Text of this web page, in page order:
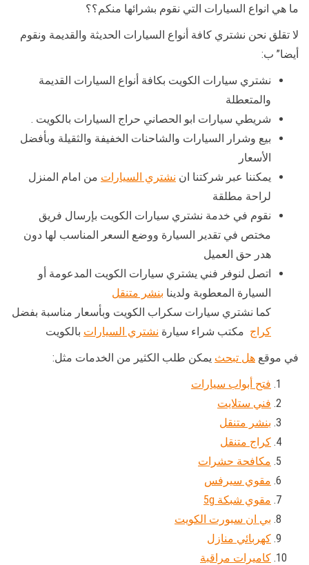
ما هي انواع السيارات التي نقوم بشرائها منكم؟؟
لا تقلق نحن نشتري كافة أنواع السيارات الحديثة والقديمة ونقوم
أيضا” ب:
نشتري سيارات الكويت بكافة أنواع السيارات القديمة
والمتعطلة
شريطي سيارات ابو الحصاني حراج السيارات بالكويت .
بيع وشرار السيارات والشاحنات الخفيفة والثقيلة وبأفضل
الأسعار
يمكننا عبر شركتنا ان نشتري السيارات من امام المنزل
لراحة مطلقة
نقوم في خدمة نشتري سيارات الكويت بإرسال فريق
مختص في تقدير السيارة ووضع السعر المناسب لها دون
هدر حق العميل
اتصل لنوفر فني يشتري سيارات الكويت المدعومة أو
السيارة المعطوبة ولدينا بنشر متنقل
كما نشتري سيارات سكراب الكويت وبأسعار مناسبة بفضل
كراج مكتب شراء سيارة نشتري السيارات بالكويت
في موقع هل تبحث يمكن طلب الكثير من الخدمات مثل:
فتح أبواب سيارات
فني ستلايت
بنشر متنقل
كراج متنقل
مكافحة حشرات
مقوي سيرفس
مقوي شبكة 5g
بي ان سبورت الكويت
كهربائي منازل
كاميرات مراقبة